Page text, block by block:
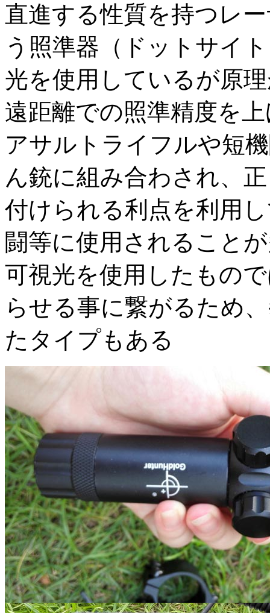
直進する性質を持つレ
う照準器（ドットサイ
光を使用しているが原
遠距離での照準精度を
アサルトライフルや短
ん銃に組み合わされ、
付けられる利点を利用
闘等に使用されること
可視光を使用したもの
らせる事に繋がるため
たタイプもある